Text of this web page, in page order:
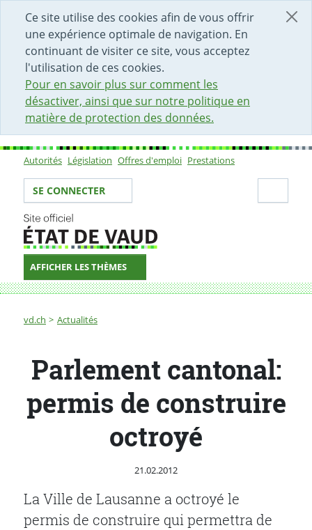
Ce site utilise des cookies afin de vous offrir
une expérience optimale de navigation. En
continuant de visiter ce site, vous acceptez
l'utilisation de ces cookies.
Pour en savoir plus sur comment les
désactiver, ainsi que sur notre politique en
matière de protection des données.
DÉBUT DU CONTENU DE LA PAGE
ACCÈS AU CHAMP DE RECHERCHE
PAGE D'ACCUEIL
FORMULAIRE DE CONTACT
Sous-navigation
Autorités Législation Offres d'emploi Prestations
Votre identité
SE CONNECTER
AFFICHER LES THÈMES
Fil d'Ariane
vd.ch Actualités
Parlement cantonal: permis de construire octroyé
Parlement cantonal:
permis de construire
octroyé
Publié le
21.02.2012
La Ville de Lausanne a octroyé le
permis de construire qui permettra de